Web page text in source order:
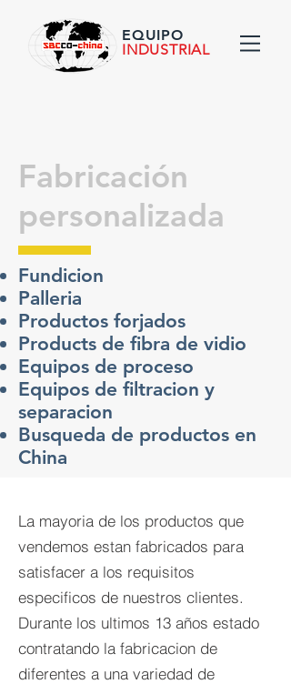
EQUIPO
INDUSTRIAL
Fabricación
personalizada
Fundicion
Palleria
Productos forjados
Products de fibra de vidio
Equipos de proceso
Equipos de filtracion y
separacion
Busqueda de productos en
China
La mayoria de los productos que
vendemos estan fabricados para
satisfacer a los requisitos
especificos de nuestros clientes.
Durante los ultimos 13 años estado
contratando la fabricacion de
diferentes a una variedad de